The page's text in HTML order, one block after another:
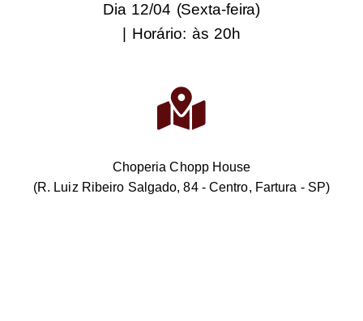
Dia 12/04 (Sexta-feira)
| Horário: às 20h
Choperia Chopp House
(R. Luiz Ribeiro Salgado, 84 - Centro, Fartura - SP)